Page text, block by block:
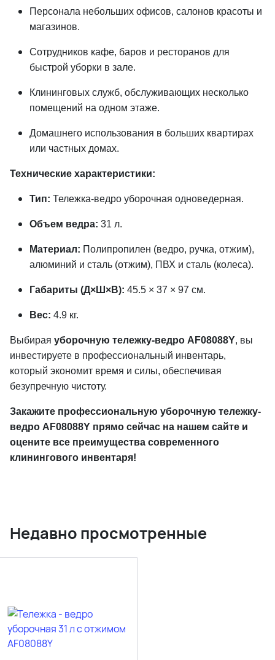
Персонала небольших офисов, салонов красоты и
магазинов.
Сотрудников кафе, баров и ресторанов для
быстрой уборки в зале.
Клининговых служб, обслуживающих несколько
помещений на одном этаже.
Домашнего использования в больших квартирах
или частных домах.
Технические характеристики:
Тип: Тележка-ведро уборочная одноведерная.
Объем ведра: 31 л.
Материал: Полипропилен (ведро, ручка, отжим),
алюминий и сталь (отжим), ПВХ и сталь (колеса).
Габариты (Д×Ш×В): 45.5 × 37 × 97 см.
Вес: 4.9 кг.
Выбирая уборочную тележку-ведро AF08088Y, вы
инвестируете в профессиональный инвентарь,
который экономит время и силы, обеспечивая
безупречную чистоту.
Закажите профессиональную уборочную тележку-
ведро AF08088Y прямо сейчас на нашем сайте и
оцените все преимущества современного
клинингового инвентаря!
Недавно просмотренные